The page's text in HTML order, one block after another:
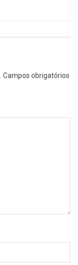
Campos obrigatórios